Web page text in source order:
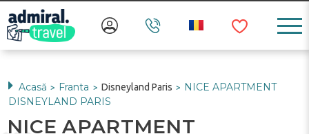
Acasă > Franta > Disneyland Paris >
NICE APARTMENT
DISNEYLAND PARIS
NICE APARTMENT